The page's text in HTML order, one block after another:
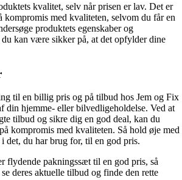
kvalitet, selv når prisen er lav. Det er
kompromis med kvaliteten, selvom du får en
produktets egenskaber og
du kan være sikker på, at det opfylder dine
til en billig pris og på tilbud hos Jem og Fix
din hjemme- eller bilvedligeholdelse. Ved at
tilbud og sikre dig en god deal, kan du
kompromis med kvaliteten. Så hold øje med
det, du har brug for, til en god pris.
flydende pakningssæt til en god pris, så
deres aktuelle tilbud og finde den rette